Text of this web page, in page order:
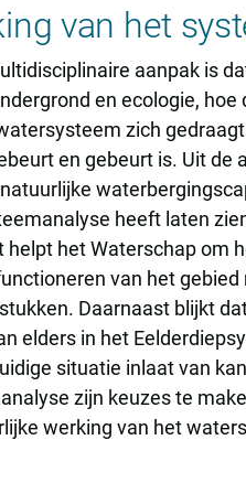
van het
aanpak is
en ecologie,
zich
en gebeurt is. Uit
heeft laten
helpt het Waterschap om
van het
Daarnaast blijkt
elders in het
situatie inlaat van
zijn keuzes te
werking van het